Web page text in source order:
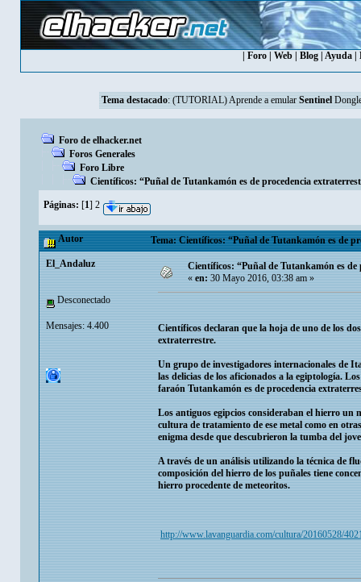
Foro Web Blog Ayuda
Tema destacado: (TUTORIAL) Aprende a emular Sentinel
Foro de elhacker.net
Foros Generales
Foro Libre
Científicos: “Puñal de Tutankamón es de procedencia
Páginas: [1] 2
Autor Tema: Científicos: “Puñal de Tutankamón es de
El_Andaluz
Desconectado
Mensajes: 4.400
Científicos: “Puñal de Tutankamón es de
«en:30 Mayo 2016, 03:38 am »
Científicos declaran que la hoja de uno de los
extraterrestre.
Un grupo de investigadores internacionales de
las delicias de los aficionados a la egiptología.
faraón Tutankamón es de procedencia
Los antiguos egipcios consideraban el hierro un
cultura de tratamiento de ese metal como en
enigma desde que descubrieron la tumba del
A través de un análisis utilizando la técnica de
composición del hierro de los puñales tiene
hierro procedente de meteoritos.
http://www.lavanguardia.com/cultura/20160528/